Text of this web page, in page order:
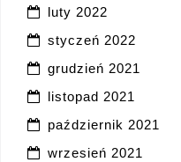
luty 2022
styczeń 2022
grudzień 2021
listopad 2021
październik 2021
wrzesień 2021